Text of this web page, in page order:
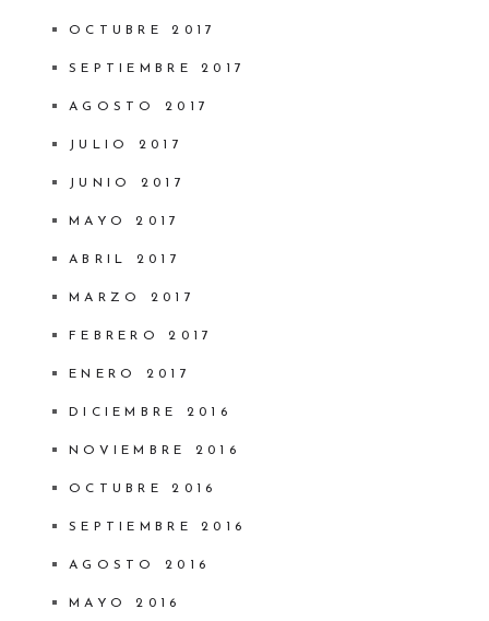
OCTUBRE 2017
SEPTIEMBRE 2017
AGOSTO 2017
JULIO 2017
JUNIO 2017
MAYO 2017
ABRIL 2017
MARZO 2017
FEBRERO 2017
ENERO 2017
DICIEMBRE 2016
NOVIEMBRE 2016
OCTUBRE 2016
SEPTIEMBRE 2016
AGOSTO 2016
MAYO 2016